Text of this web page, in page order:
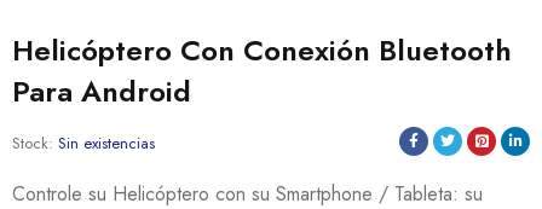
Helicóptero Con Conexión Bluetooth
Para Android
Stock: Sin existencias
Controle su Helicóptero con su Smartphone / Tableta: su